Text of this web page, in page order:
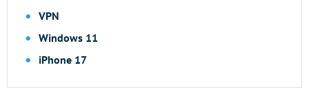
VPN
Windows 11
iPhone 17